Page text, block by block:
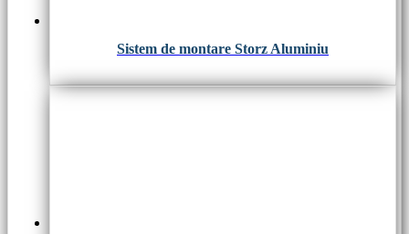
Sistem de montare Storz Aluminiu